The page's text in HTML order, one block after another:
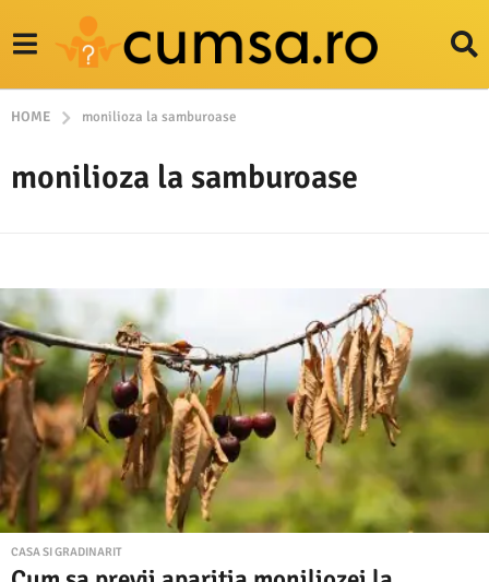
HOME monilioza la samburoase
monilioza la samburoase
CASA SI GRADINARIT